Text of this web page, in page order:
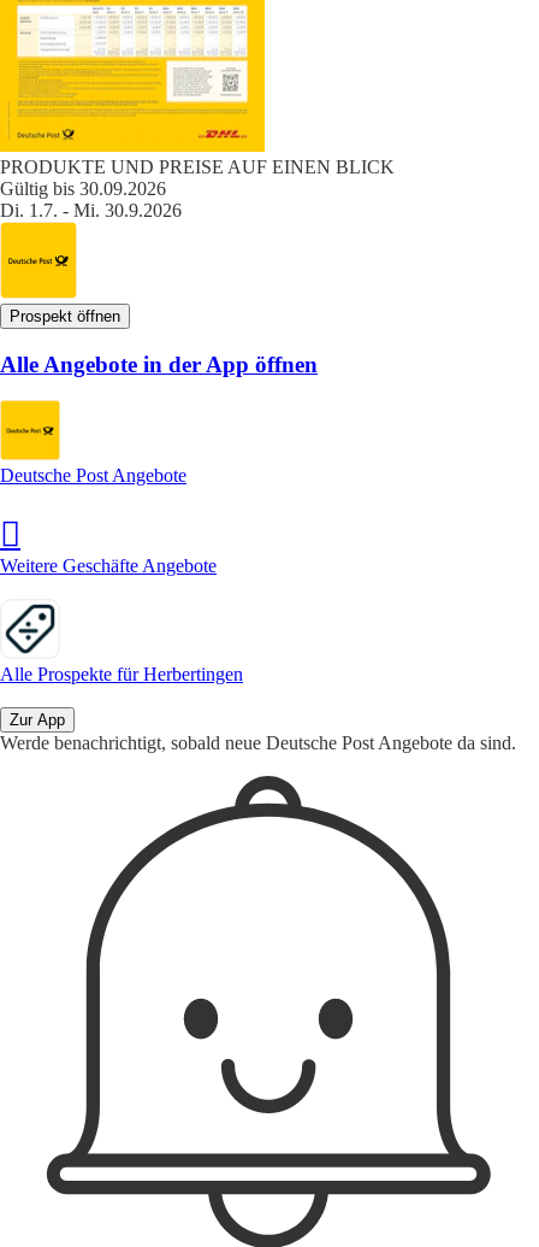
PRODUKTE UND PREISE AUF EINEN BLICK
Gültig bis 30.09.2026
Di. 1.7. - Mi. 30.9.2026
Prospekt öffnen
Alle Angebote in der App öffnen
Deutsche Post Angebote
Weitere Geschäfte Angebote
Alle Prospekte für Herbertingen
Zur App
Werde benachrichtigt, sobald neue Deutsche Post Angebote da sind.